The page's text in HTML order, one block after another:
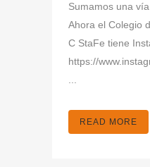
Sumamos una
Ahora el Colegio
C StaFe tiene
https://
READ MORE